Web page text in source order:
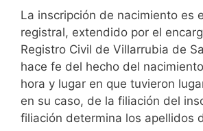
La inscripción de nacimiento es
registral, extendido por el
Registro Civil de Villarrubia de
hace fe del hecho del
hora y lugar en que tuvieron
en su caso, de la filiación del
filiación determina los apellidos